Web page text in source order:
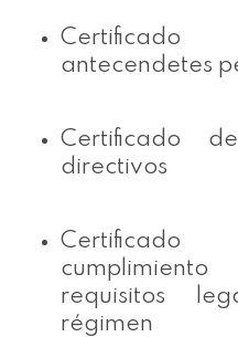
antecendetes
Certificado
directivos
requisitos
régimen